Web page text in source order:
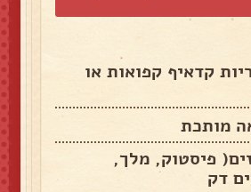
קדאיף קפואות או
פיסטוק, מלך,
דק